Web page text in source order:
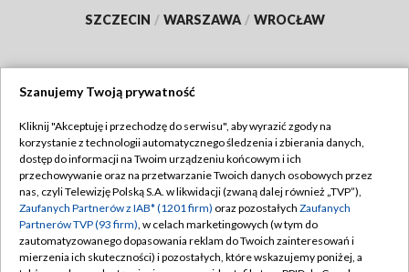
SZCZECIN / WARSZAWA / WROCŁAW
TVP
Abonament TVP
Emisja w TVP
Centrum informacji TVP
Naziemna Telewizja Cyfrowa
Regulamin TVP
Polityka prywatności
Moje zgody
Pomoc
Szanujemy Twoją prywatność
Kliknij "Akceptuję i przechodzę do serwisu", aby wyrazić zgody na
korzystanie z technologii automatycznego śledzenia i zbierania danych,
dostęp do informacji na Twoim urządzeniu końcowym i ich
przechowywanie oraz na przetwarzanie Twoich danych osobowych przez
nas, czyli Telewizję Polską S.A. w likwidacji (zwaną dalej również „TVP”),
Zaufanych Partnerów z IAB* (1201 firm) oraz pozostałych Zaufanych
Partnerów TVP (93 firm), w celach marketingowych (w tym do
zautomatyzowanego dopasowania reklam do Twoich zainteresowań i
mierzenia ich skuteczności) i pozostałych, które wskazujemy poniżej, a